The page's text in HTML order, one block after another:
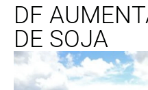
DF
DE SOJA